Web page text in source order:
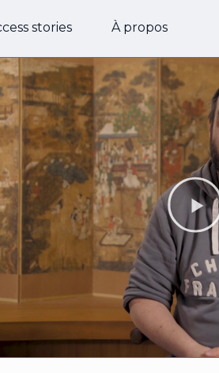
stories À propos